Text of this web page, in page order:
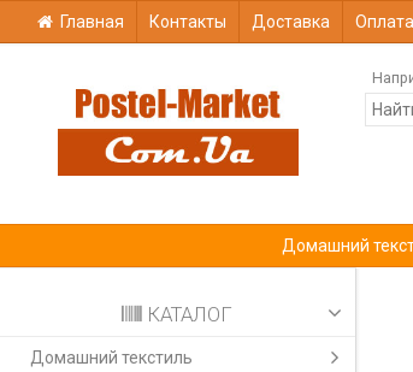
Главная Контакты Доставка Оплата
Домашний
КАТАЛОГ
Домашний текстиль